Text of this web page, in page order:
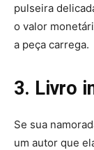
pulseira
o valor
a peça carrega.
3. Livro
Se sua
um autor que